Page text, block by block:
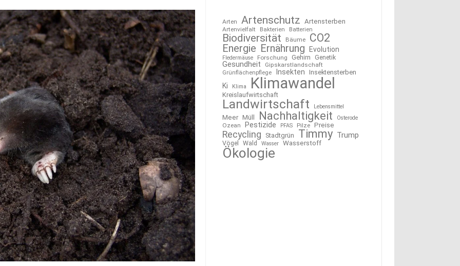
Arten Artenschutz Artensterben
Artenvielfalt Bakterien Batterien
Biodiversität Bäume CO2
Energie Ernährung Evolution
Fledermäuse Forschung Gehirn Genetik
Gesundheit Gipskarstlandschaft
Grünflächenpflege Insekten Insektensterben
Ki Klima Klimawandel
Kreislaufwirtschaft
Landwirtschaft Lebensmittel
Meer Müll Nachhaltigkeit Osterode
Ozean Pestizide PFAS Pilze Preise
Recycling Stadtgrün Timmy Trump
Vögel Wald Wasser Wasserstoff
Ökologie